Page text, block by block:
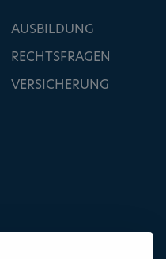
AUSBILDUNG
RECHTSFRAGEN
VERSICHERUNG